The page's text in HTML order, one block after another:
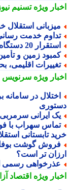
ویژهتسنیم نیوز
استقلال
خدمت رسانی
20 دستگاه خودپرداز و 5 بانک در مرز خسروی
زمین و تأمین
اقلیمی،
ویژهسرنویس
در سامانه
ایرانی سرمربی
سهراب با فوق
تابستانی استقلال!
گوشت بوفالو
تر است؟
رسمی
ویژهاقتصاد آزاد